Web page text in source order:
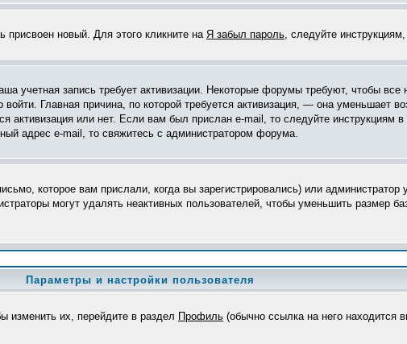
новый. Для этого кликните на Я забыл пароль, следуйте
учетная запись требует активизации. Некоторые форумы требуют, чтобы все
Главная причина, по которой требуется активизация, — она уменьшает
активизация или нет. Если вам был прислан e-mail, то следуйте инструкциям
адрес e-mail, то свяжитесь с администратором форума.
которое вам прислали, когда вы зарегистрировались) или
могут удалять неактивных пользователей, чтобы уменьшить размер
Параметры и настройки пользователя
изменить их, перейдите в раздел Профиль (обычно ссылка на него находится